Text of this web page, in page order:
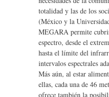
totalidad y las de los
(México y la
MEGARA permite
espectro, desde el
hasta el límite del
intervalos espectrales
Más aún, al estar
ellas, cada una de 46
ofrece también la